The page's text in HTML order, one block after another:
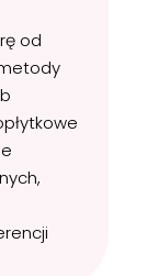
od